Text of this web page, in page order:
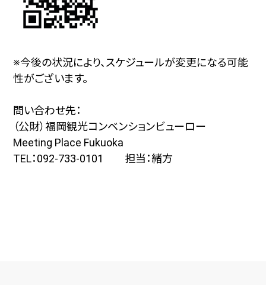
※今後の状況により、スケジュールが変更になる可能
性がございます。
問い合わせ先：
（公財）福岡観光コンベンションビューロー
Meeting Place Fukuoka
TEL：092-733-0101 担当：緒方